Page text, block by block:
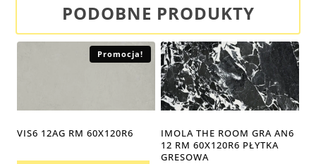
PODOBNE PRODUKTY
Promocja!
VIS6 12AG RM 60X120R6
IMOLA THE ROOM GRA AN6
12 RM 60X120R6 PŁYTKA
GRESOWA